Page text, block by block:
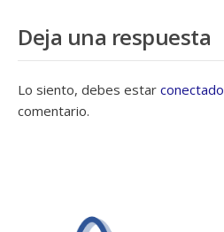
Deja una respuesta
Lo siento, debes estar conectado
comentario.